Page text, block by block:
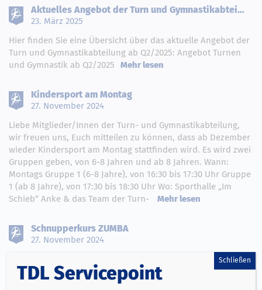
Aktuelles Angebot der Turn und Gymnastikabtei…
23. März 2025
Hier finden Sie eine Übersicht über das aktuelle Angebot der
Turn und Gymnastikabteilung ab Q2/2025: Angebot Turnen
und Gymnastik ab Q2/2025
Mehr lesen
Kindersport am Montag
27. November 2024
Liebe Mitglieder/Innen der Turn- und Gymnastikabteilung,
wir freuen uns, Euch mitteilen zu können, dass ab Dezember
wieder Kindersport am Montag stattfinden wird. Es wird zwei
Gruppen geben, von 6-8 Jahren und ab 8 Jahren. Wann:
Montags Gruppe 1 (6-8 Jahre), von 16:30 bis 17:30 Uhr Gruppe
1 (ab 8 Jahre), von 17:30 bis 18:30 Uhr Wo: Sporthalle „Im
Schieb“ Anke & das Team der Turn-
Mehr lesen
Schnupperkurs ZUMBA
27. November 2024
Liebe Mitglieder/Innen der Turn- und Gymnastikabteilung,
wir freuen uns, Euch mitteilen zu können, dass im Dezember
wieder ein Schnupperkurs ZUMBA stattfinden kann. Wenn
TDL Servicepoint
Schließen